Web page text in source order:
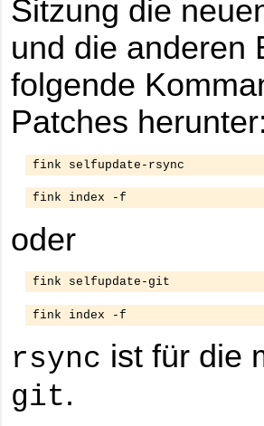
Sitzung die
und die anderen
folgende
Patches
fink selfupdate-rsync
fink index -f
oder
fink selfupdate-git
fink index -f
rsync ist für die
git.